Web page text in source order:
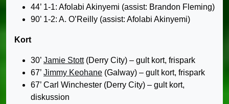
44’ 1-1: Afolabi Akinyemi (assist: Brandon Fleming)
90’ 1-2: A. O’Reilly (assist: Afolabi Akinyemi)
Kort
30’ Jamie Stott(Derry City) – gult kort, frispark
67’ Jimmy Keohane (Galway) – gult kort, frispark
67’ Carl Winchester (Derry City) – gult kort,
diskussion